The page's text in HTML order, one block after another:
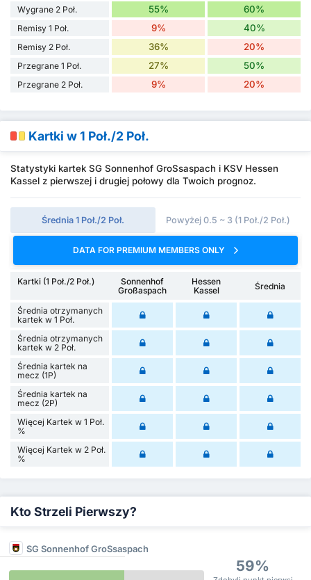
Wygrane 2 Poł. 55% 60%
Remisy 1 Poł. 9% 40%
Remisy 2 Poł. 36% 20%
Przegrane 1 Poł. 27% 50%
Przegrane 2 Poł. 9% 20%
Kartki w 1 Poł./2 Poł.
Statystyki kartek SG Sonnenhof GroSsaspach i KSV Hessen
Kassel z pierwszej i drugiej połowy dla Twoich prognoz.
Średnia 1 Poł./2 Poł. Powyżej 0.5 ~ 3 (1 Poł./2 Poł.)
DATA FOR PREMIUM MEMBERS ONLY
Kartki (1 Poł./2 Poł.)
Sonnenhof
Großaspach
Hessen
Kassel
Średnia
Średnia otrzymanych
kartek w 1 Poł.
Średnia otrzymanych
kartek w 2 Poł.
Średnia kartek na
mecz (1P)
Średnia kartek na
mecz (2P)
Więcej Kartek w 1 Poł.
%
Więcej Kartek w 2 Poł.
%
Kto Strzeli Pierwszy?
SG Sonnenhof GroSsaspach
59%